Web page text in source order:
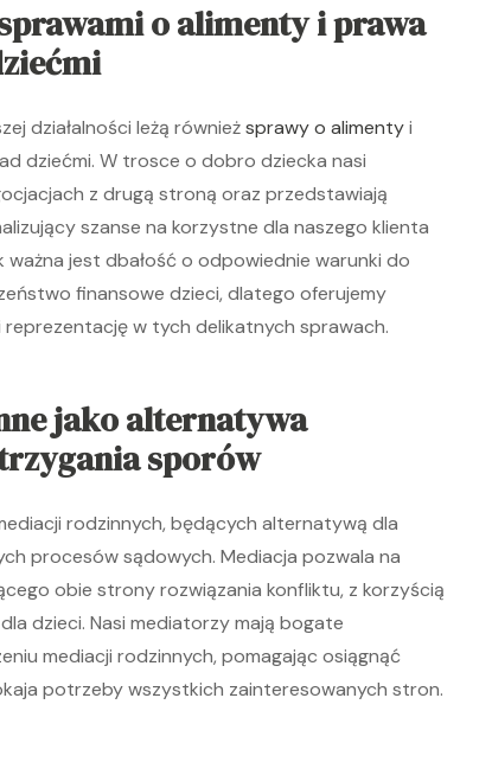
o alimenty i prawa
działalności leżą równieżsprawy o alimentyi
dziećmi. W trosce o dobro dziecka nasi
z drugą stroną oraz przedstawiają
szanse na korzystne dla naszego klienta
ważna jest dbałość o odpowiednie warunki do
finansowe dzieci, dlatego oferujemy
w tych delikatnych sprawach.
jako alternatywa
sporów
rodzinnych, będących alternatywą dla
procesów sądowych. Mediacja pozwala na
obie strony rozwiązania konfliktu, z korzyścią
dzieci. Nasi mediatorzy mają bogate
mediacji rodzinnych, pomagając osiągnąć
potrzeby wszystkich zainteresowanych stron.